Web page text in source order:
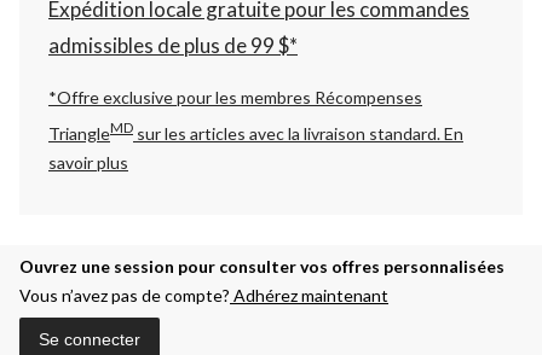
Expédition locale gratuite pour les commandes
admissibles de plus de 99 $*
*Offre exclusive pour les membres Récompenses
TriangleMD sur les articles avec la livraison standard.En
savoir plus
Ouvrez une session pour consulter vos offres personnalisées
Vous n’avez pas de compte? Adhérez maintenant
Se connecter